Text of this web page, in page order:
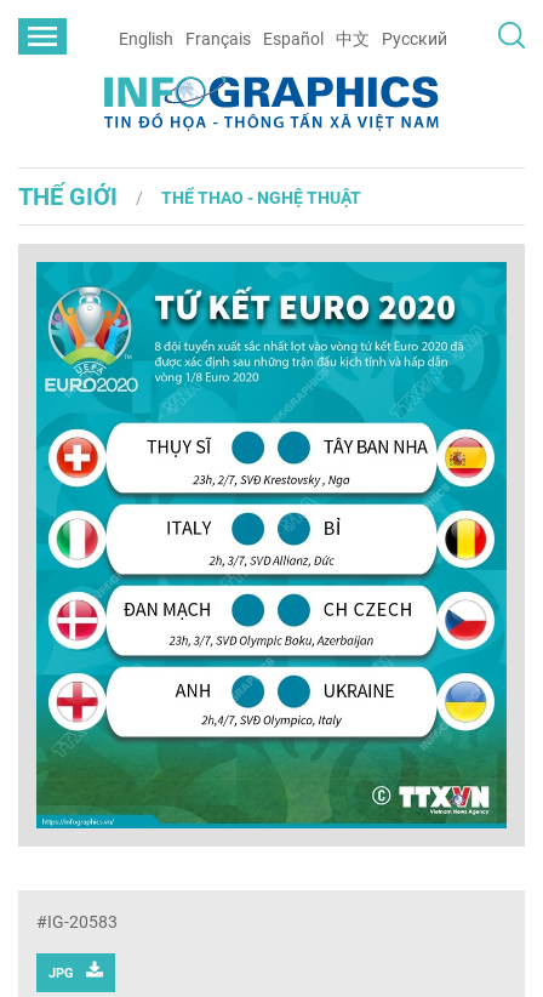
English Français Español 中文 Русский
THẾ GIỚI THỂ THAO - NGHỆ THUẬT
#IG-20583
JPG